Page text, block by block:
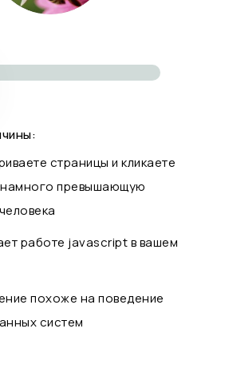
страницы и кликаете
превышающую
работе javascript в вашем
похоже на поведение
систем